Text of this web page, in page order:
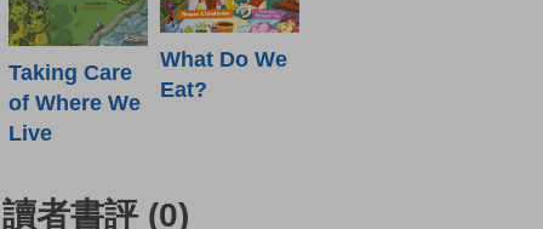
Taking Care
of Where We
Live
What Do We
Eat?
讀者書評 (0)